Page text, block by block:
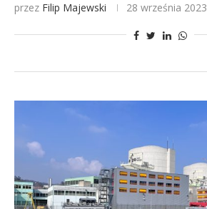
przez Filip Majewski 28 września 2023